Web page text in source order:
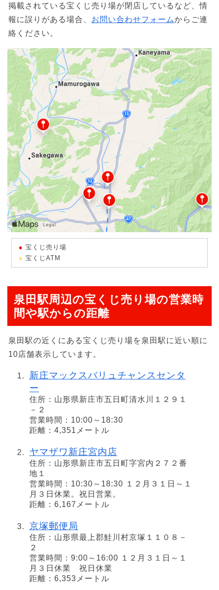
掲載されている宝くじ売り場が閉店しているなど、情
報に誤りがある場合、 お問い合わせフォームからご連
絡ください。
宝くじ売り場
宝くじATM
泉田駅周辺の宝くじ売り場の営業時
間や駅からの距離
泉田駅の近くにある宝くじ売り場を泉田駅に近い順に
10店舗表示しています。
新庄マックスバリュチャンスセンタ
ー
住所：山形県新庄市五日町清水川１２９１
－２
営業時間：10:00～18:30
距離：4,351メートル
ヤマザワ新庄宮内店
住所：山形県新庄市五日町字宮内２７２番
地１
営業時間：10:30～18:30 １２月３１日～１
月３日休業。祝日営業。
距離：6,167メートル
京塚郵便局
住所：山形県最上郡鮭川村京塚１１０８－
２
営業時間：9:00～16:00 １２月３１日～１
月３日休業 祝日休業
距離：6,353メートル